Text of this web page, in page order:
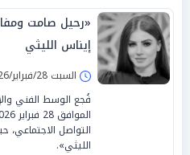
«رحيل صامت
إيناس الليثي
السبت 28/فبراير/2026 - 04:50 م
فُجع الوسط الفني
التواصل الاجتماعي،
الليثي».